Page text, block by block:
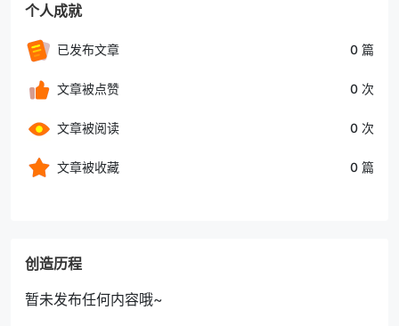
个人成就
已发布文章 0 篇
文章被点赞 0 次
文章被阅读 0 次
文章被收藏 0 篇
创造历程
暂未发布任何内容哦~